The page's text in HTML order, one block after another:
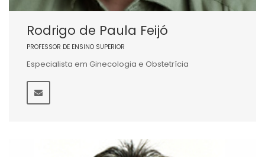
Rodrigo de Paula Feijó
PROFESSOR DE ENSINO SUPERIOR
Especialista em Ginecologia e Obstetrícia